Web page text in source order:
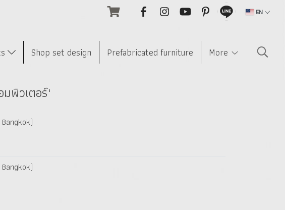
EN
Shop set design Prefabricated furniture More
พิวเตอร์"